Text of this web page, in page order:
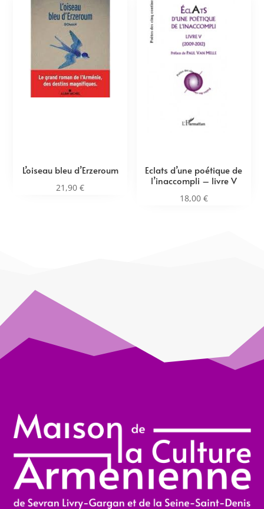
L’oiseau bleu d’Erzeroum
21,90€
Eclats d’une poétique de
l’inaccompli – livre V
18,00 €